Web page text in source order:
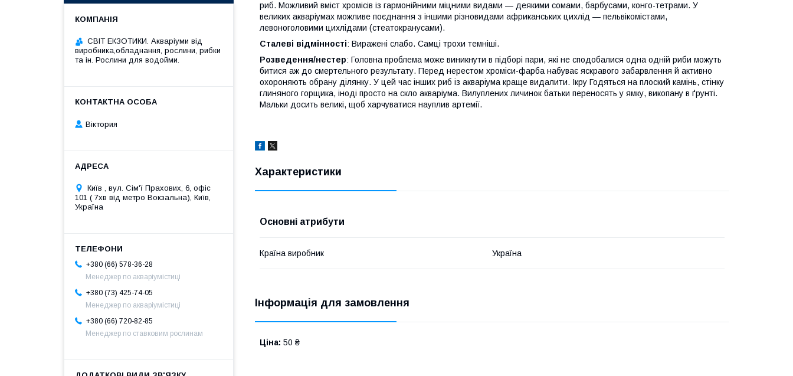
риб. Можливий вміст хромісів із гармонійними міцними видами — деякими сомами, барбусами, конго-тетрами. У
великих акваріумах можливе поєднання з іншими різновидами африканських цихлід — пельвікомістами,
левоноголовими цихлідами (стеатокранусами).
Сталеві відмінності: Виражені слабо. Самці трохи темніші.
Розведення/нестер: Головна проблема може виникнути в підборі пари, які не сподобалися одна одній риби можуть
битися аж до смертельного результату. Перед нерестом хроміси-фарба набуває яскравого забарвлення й активно
охороняють обрану ділянку. У цей час інших риб із акваріума краще видалити. Ікру Годяться на плоский камінь, стінку
глиняного горщика, іноді просто на скло акваріума. Вилуплених личинок батьки переносять у ямку, викопану в ґрунті.
Мальки досить великі, щоб харчуватися науплив артемії.
Характеристики
Основні атрибути
Країна виробник Україна
Інформація для замовлення
Ціна: 50 ₴
СВІТ ЕКЗОТИКИ. Акваріуми від
виробника,обладнання, рослини, рибки
та ін. Рослини для водойми.
Віктория
Київ , вул. Сім'ї Прахових, 6, офіс
101 ( 7хв від метро Вокзальна), Київ,
Україна
+380 (66) 578-36-28
Менеджер по акваріумістиці
+380 (73) 425-74-05
Менеджер по акваріумістиці
+380 (66) 720-82-85
Менеджер по ставковим рослинам